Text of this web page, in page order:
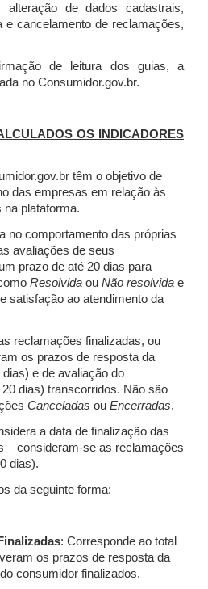
alteração de dados cadastrais,
e cancelamento de reclamações,
de leitura dos guias, a
no Consumidor.gov.br.
OS INDICADORES
têm o objetivo de
das empresas em relação às
plataforma.
no comportamento das próprias
avaliações de seus
prazo de até 20 dias para
Resolvida ou Não resolvida e
satisfação ao atendimento da
reclamações finalizadas, ou
os prazos de resposta da
e de avaliação do
dias) transcorridos. Não são
Canceladas ou Encerradas.
a data de finalização das
– consideram-se as reclamações
dias).
da seguinte forma:
: Corresponde ao total
os prazos de resposta da
consumidor finalizados.